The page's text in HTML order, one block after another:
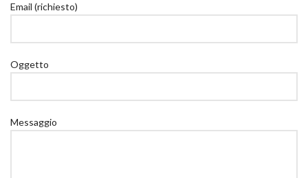
Email (richiesto)
Oggetto
Messaggio